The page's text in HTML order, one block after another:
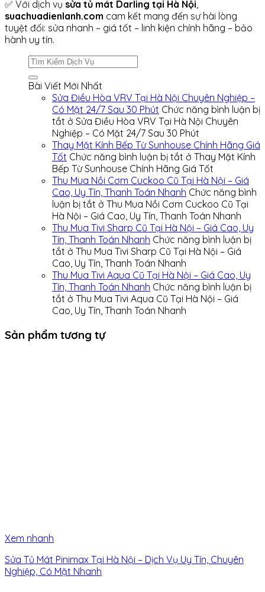
✅ Với dịch vụ sửa tủ mát Darling tại Hà Nội
suachuadienlanh.com cam kết mang đến sự hài lòng
tuyệt đối: sửa nhanh – giá tốt – linh kiện chính hãng – bảo
hành uy tín.
Bài Viết Mới Nhất
Sửa Điều Hòa VRV Tại Hà Nội Chuyên Nghiệp –
Có Mặt 24/7 Sau 30 Phút Chức năng bình luận bị
tắt ở Sửa Điều Hòa VRV Tại Hà Nội Chuyên
Nghiệp – Có Mặt 24/7 Sau 30 Phút
Thay Mặt Kính Bếp Từ Sunhouse Chính Hãng Giá
Tốt Chức năng bình luận bị tắt ở Thay Mặt Kính
Bếp Từ Sunhouse Chính Hãng Giá Tốt
Thu Mua Nồi Cơm Cuckoo Cũ Tại Hà Nội – Giá
Cao, Uy Tín, Thanh Toán Nhanh Chức năng bình
luận bị tắt ở Thu Mua Nồi Cơm Cuckoo Cũ Tại
Hà Nội – Giá Cao, Uy Tín, Thanh Toán Nhanh
Thu Mua Tivi Sharp Cũ Tại Hà Nội – Giá Cao, Uy
Tín, Thanh Toán Nhanh Chức năng bình luận bị
tắt ở Thu Mua Tivi Sharp Cũ Tại Hà Nội – Giá
Cao, Uy Tín, Thanh Toán Nhanh
Thu Mua Tivi Aqua Cũ Tại Hà Nội – Giá Cao, Uy
Tín, Thanh Toán Nhanh Chức năng bình luận bị
tắt ở Thu Mua Tivi Aqua Cũ Tại Hà Nội – Giá
Cao, Uy Tín, Thanh Toán Nhanh
Sản phẩm tương tự
Xem nhanh
Sửa Tủ Mát Pinimax Tại Hà Nội – Dịch Vụ Uy Tín, Chuyên
Nghiệp, Có Mặt Nhanh